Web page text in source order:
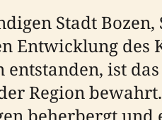
Stadt
Entwicklung des
ist
Region